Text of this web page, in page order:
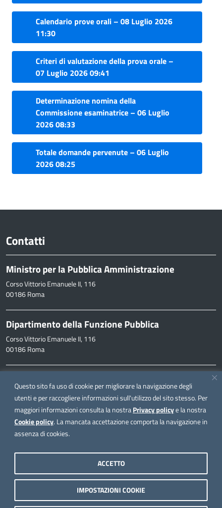
Questo sito fa uso di cookie per migliorare la navigazione degli
utenti e per raccogliere informazioni sull'utilizzo del sito stesso. Per
maggiori informazioni consulta la nostraPrivacy policye la nostra
Cookie policy. La mancata accettazione comporta la navigazione in
assenza di cookies.
IMPOSTAZIONI COOKIE
ACCETTO
Calendario prove orali – 08 Luglio 2026
11:30
Criteri di valutazione della prova orale –
07 Luglio 2026 09:41
Determinazione nomina della
Commissione esaminatrice – 06 Luglio
2026 08:33
Totale domande pervenute – 06 Luglio
2026 08:25
Contatti
Ministro per la Pubblica Amministrazione
Corso Vittorio Emanuele II, 116
00186 Roma
Dipartimento della Funzione Pubblica
Corso Vittorio Emanuele II, 116
00186 Roma
inpa@funzionepubblica.it
FAQ
FAQ – Domande e risposte
Seguici su
Note legali